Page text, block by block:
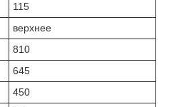
115
верхнее
810
645
450